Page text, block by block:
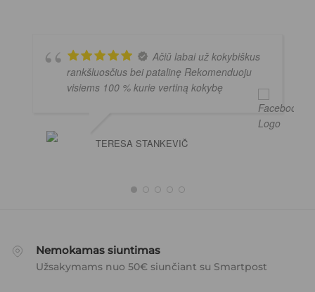
Ačiū labai už kokybiškus
rankšluosčius bei patalinę Rekomenduoju
visiems 100 % kurie vertiną kokybę
TERESA STANKEVIČ
Nemokamas siuntimas
Užsakymams nuo 50€ siunčiant su Smartpost